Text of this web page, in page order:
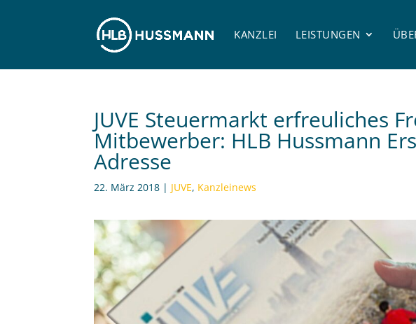
KANZLEI LEISTUNGEN
JUVE Steuermarkt erfreuliches
Mitbewerber: HLB Hussmann
Adresse
22. März 2018 | JUVE, Kanzleinews